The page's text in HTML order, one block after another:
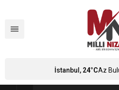
İstanbul, 24°CAz